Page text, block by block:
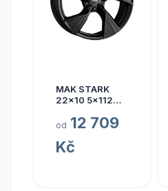
MAK STARK
22x10 5x112
od 12 709
Kč